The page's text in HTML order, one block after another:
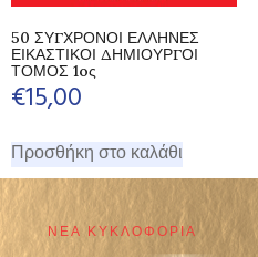
50 ΣΥΓΧΡΟΝΟΙ ΕΛΛΗΝΕΣ
ΕΙΚΑΣΤΙΚΟΙ ΔΗΜΙΟΥΡΓΟΙ
ΤΟΜΟΣ 1oς
€15,00
Προσθήκη στο καλάθι
ΝΈΑ ΚΥΚΛΟΦΟΡΊΑ